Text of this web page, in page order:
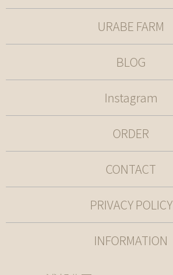
URABE FARM
BLOG
Instagram
ORDER
CONTACT
PRIVACY POLICY
INFORMATION